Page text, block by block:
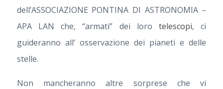
dell’ASSOCIAZIONE PONTINA DI ASTRONOMIA –
APA LAN che, “armati” dei lorotelescopi, ci
guideranno all’ osservazione dei pianeti e delle
stelle.
Non mancheranno altre sorprese che vi